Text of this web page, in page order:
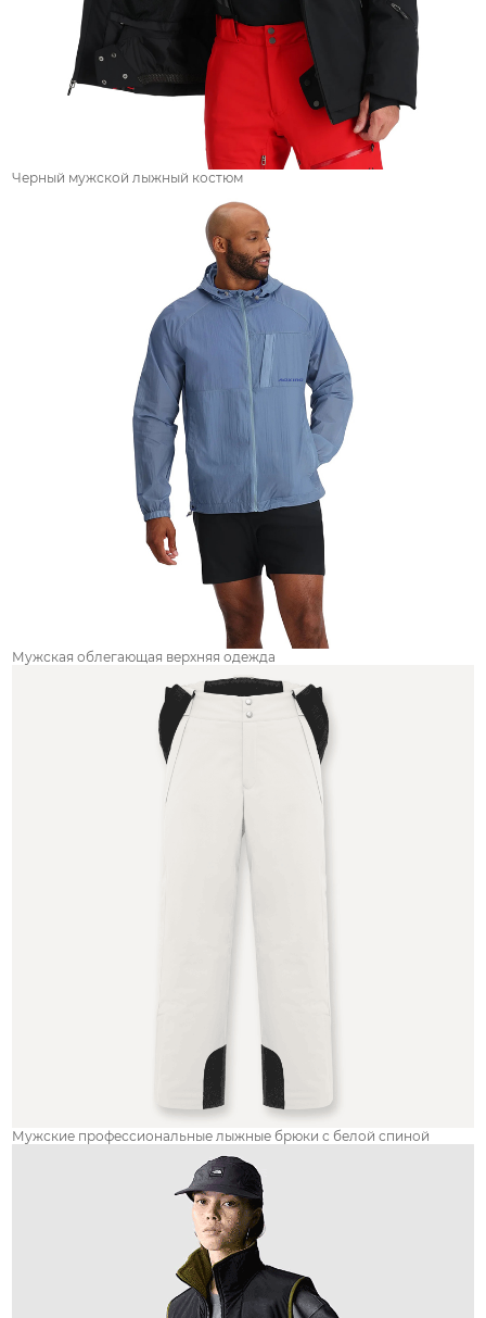
Черный мужской лыжный костюм
Мужская облегающая верхняя одежда
Мужские профессиональные лыжные брюки с белой спиной